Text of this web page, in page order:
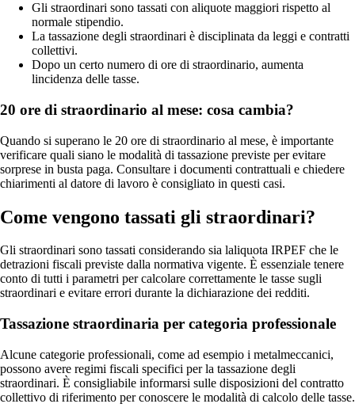
Gli straordinari sono tassati con aliquote maggiori rispetto al
normale stipendio.
La tassazione degli straordinari è disciplinata da leggi e contratti
collettivi.
Dopo un certo numero di ore di straordinario, aumenta
lincidenza delle tasse.
20 ore di straordinario al mese: cosa cambia?
Quando si superano le 20 ore di straordinario al mese, è importante
verificare quali siano le modalità di tassazione previste per evitare
sorprese in busta paga. Consultare i documenti contrattuali e chiedere
chiarimenti al datore di lavoro è consigliato in questi casi.
Come vengono tassati gli straordinari?
Gli straordinari sono tassati considerando sia laliquota IRPEF che le
detrazioni fiscali previste dalla normativa vigente. È essenziale tenere
conto di tutti i parametri per calcolare correttamente le tasse sugli
straordinari e evitare errori durante la dichiarazione dei redditi.
Tassazione straordinaria per categoria professionale
Alcune categorie professionali, come ad esempio i metalmeccanici,
possono avere regimi fiscali specifici per la tassazione degli
straordinari. È consigliabile informarsi sulle disposizioni del contratto
collettivo di riferimento per conoscere le modalità di calcolo delle tasse.